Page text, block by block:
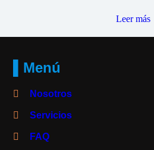
Leer más
▌Menú
Nosotros
Servicios
FAQ